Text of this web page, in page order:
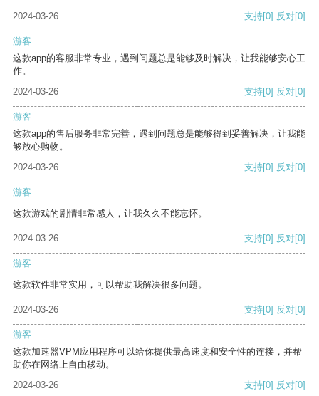
2024-03-26 支持[0] 反对[0]
游客
这款app的客服非常专业，遇到问题总是能够及时解决，让我能够安心工
作。
2024-03-26
支持[0] 反对[0]
游客
这款app的售后服务非常完善，遇到问题总是能够得到妥善解决，让我能
够放心购物。
2024-03-26
支持[0] 反对[0]
游客
这款游戏的剧情非常感人，让我久久不能忘怀。
2024-03-26 支持[0] 反对[0]
游客
这款软件非常实用，可以帮助我解决很多问题。
2024-03-26 支持[0] 反对[0]
游客
这款加速器VPM应用程序可以给你提供最高速度和安全性的连接，并帮
助你在网络上自由移动。
2024-03-26
支持[0] 反对[0]